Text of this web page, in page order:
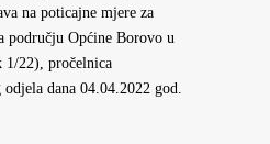
na poticajne mjere za
području Općine Borovo u
22), pročelnica
odjela dana 04.04.2022 god.